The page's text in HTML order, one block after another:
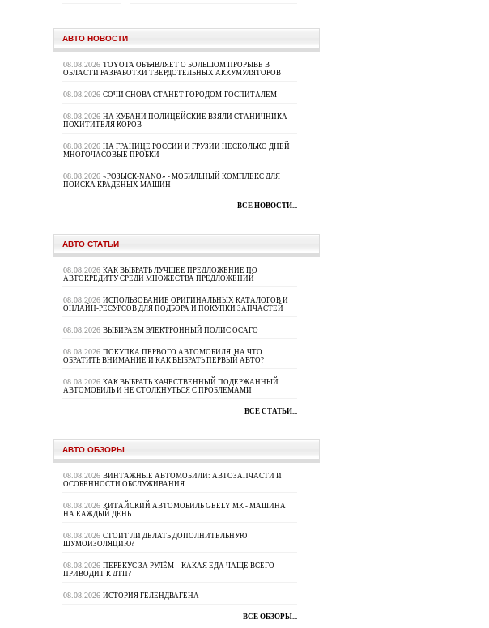
АВТО НОВОСТИ
08.08.2026 TOYOTA ОБЪЯВЛЯЕТ О БОЛЬШОМ ПРОРЫВЕ В
ОБЛАСТИ РАЗРАБОТКИ ТВЕРДОТЕЛЬНЫХ АККУМУЛЯТОРОВ
08.08.2026 СОЧИ СНОВА СТАНЕТ ГОРОДОМ-ГОСПИТАЛЕМ
08.08.2026 НА КУБАНИ ПОЛИЦЕЙСКИЕ ВЗЯЛИ СТАНИЧНИКА-
ПОХИТИТЕЛЯ КОРОВ
08.08.2026 НА ГРАНИЦЕ РОССИИ И ГРУЗИИ НЕСКОЛЬКО ДНЕЙ
МНОГОЧАСОВЫЕ ПРОБКИ
08.08.2026 «РОЗЫСК-NANO» - МОБИЛЬНЫЙ КОМПЛЕКС ДЛЯ
ПОИСКА КРАДЕНЫХ МАШИН
ВСЕ НОВОСТИ...
АВТО СТАТЬИ
08.08.2026 КАК ВЫБРАТЬ ЛУЧШЕЕ ПРЕДЛОЖЕНИЕ ПО
АВТОКРЕДИТУ СРЕДИ МНОЖЕСТВА ПРЕДЛОЖЕНИЙ
08.08.2026 ИСПОЛЬЗОВАНИЕ ОРИГИНАЛЬНЫХ КАТАЛОГОВ И
ОНЛАЙН-РЕСУРСОВ ДЛЯ ПОДБОРА И ПОКУПКИ ЗАПЧАСТЕЙ
08.08.2026 ВЫБИРАЕМ ЭЛЕКТРОННЫЙ ПОЛИС ОСАГО
08.08.2026 ПОКУПКА ПЕРВОГО АВТОМОБИЛЯ. НА ЧТО
ОБРАТИТЬ ВНИМАНИЕ И КАК ВЫБРАТЬ ПЕРВЫЙ АВТО?
08.08.2026 КАК ВЫБРАТЬ КАЧЕСТВЕННЫЙ ПОДЕРЖАННЫЙ
АВТОМОБИЛЬ И НЕ СТОЛКНУТЬСЯ С ПРОБЛЕМАМИ
ВСЕ СТАТЬИ...
АВТО ОБЗОРЫ
08.08.2026 ВИНТАЖНЫЕ АВТОМОБИЛИ: АВТОЗАПЧАСТИ И
ОСОБЕННОСТИ ОБСЛУЖИВАНИЯ
08.08.2026 КИТАЙСКИЙ АВТОМОБИЛЬ GEELY МК - МАШИНА
НА КАЖДЫЙ ДЕНЬ
08.08.2026 СТОИТ ЛИ ДЕЛАТЬ ДОПОЛНИТЕЛЬНУЮ
ШУМОИЗОЛЯЦИЮ?
08.08.2026 ПЕРЕКУС ЗА РУЛЁМ – КАКАЯ ЕДА ЧАЩЕ ВСЕГО
ПРИВОДИТ К ДТП?
08.08.2026 ИСТОРИЯ ГЕЛЕНДВАГЕНА
ВСЕ ОБЗОРЫ...